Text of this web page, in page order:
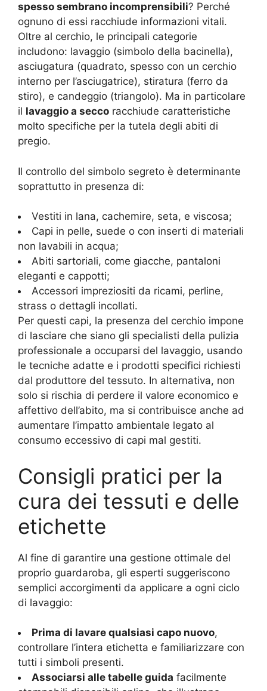
spesso sembrano incomprensibili? Perché
ognuno di essi racchiude informazioni vitali.
Oltre al cerchio, le principali categorie
includono: lavaggio (simbolo della bacinella),
asciugatura (quadrato, spesso con un cerchio
interno per l’asciugatrice), stiratura (ferro da
stiro), e candeggio (triangolo). Ma in particolare
il lavaggio a secco racchiude caratteristiche
molto specifiche per la tutela degli abiti di
pregio.
Il controllo del simbolo segreto è determinante
soprattutto in presenza di:
Vestiti in lana, cachemire, seta, e viscosa;
Capi in pelle, suede o con inserti di materiali
non lavabili in acqua;
Abiti sartoriali, come giacche, pantaloni
eleganti e cappotti;
Accessori impreziositi da ricami, perline,
strass o dettagli incollati.
Per questi capi, la presenza del cerchio impone
di lasciare che siano gli specialisti della pulizia
professionale a occuparsi del lavaggio, usando
le tecniche adatte e i prodotti specifici richiesti
dal produttore del tessuto. In alternativa, non
solo si rischia di perdere il valore economico e
affettivo dell’abito, ma si contribuisce anche ad
aumentare l’impatto ambientale legato al
consumo eccessivo di capi mal gestiti.
Consigli pratici per la
cura dei tessuti e delle
etichette
Al fine di garantire una gestione ottimale del
proprio guardaroba, gli esperti suggeriscono
semplici accorgimenti da applicare a ogni ciclo
di lavaggio:
Prima di lavare qualsiasi capo nuovo,
controllare l’intera etichetta e familiarizzare con
tutti i simboli presenti.
Associarsi alle tabelle guida facilmente